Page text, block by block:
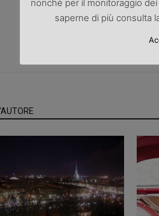
nonché per il monitoraggio
saperne di più consulta